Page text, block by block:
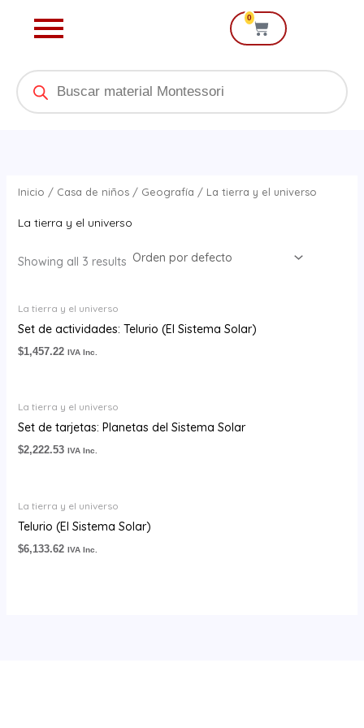
0
Cart
Products
search
Inicio / Casa de niños/ Geografía / La tierra y el universo
La tierra y el universo
Showing all 3 results
La tierra y el universo
Set de actividades: Telurio (El Sistema Solar)
$1,457.22 IVA Inc.
La tierra y el universo
Set de tarjetas: Planetas del Sistema Solar
$2,222.53 IVA Inc.
La tierra y el universo
Telurio (El Sistema Solar)
$6,133.62 IVA Inc.